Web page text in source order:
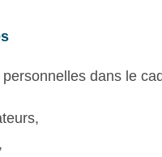
dans le